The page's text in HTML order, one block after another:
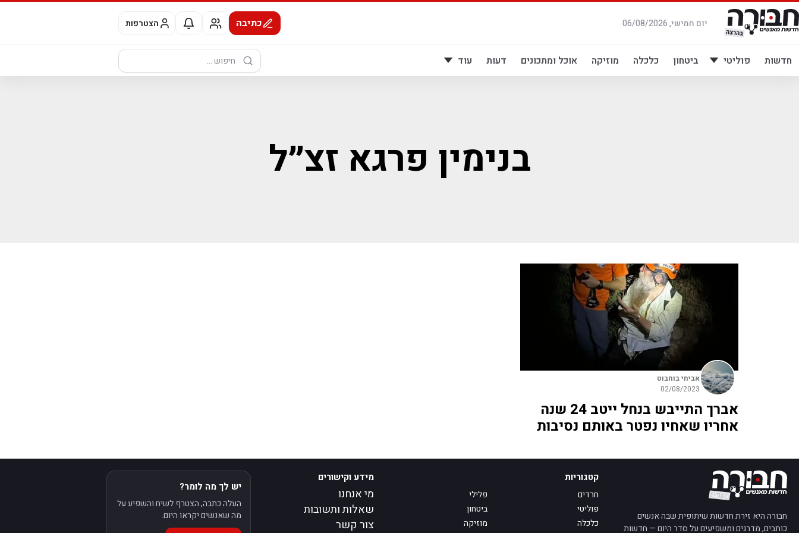
דלג
לתוכן
יום חמישי, 06/08/2026 כתיבה הצטרפות
חדשות פוליטי ביטחון כלכלה מוזיקה אוכל ומתכונים דעות עוד
חיפוש:
בנימין פרגא זצ״ל
אביחי בוחבוט
02/08/2023
אברך התייבש בנחל ייטב 24 שנה
אחריו שאחיו נפטר באותם נסיבות
חבורה היא זירת חדשות שיתופית שבה אנשים
כותבים, מדרגים ומשפיעים על סדר היום — חדשות
קטגוריות
חרדים
פלילי
פוליטי
ביטחון
כלכלה
מוזיקה
מידע וקישורים
מי אנחנו
שאלות ותשובות
צור קשר
יש לך מה לומר?
העלה כתבה, הצטרף לשיח והשפיע על
מה שאנשים יקראו היום.